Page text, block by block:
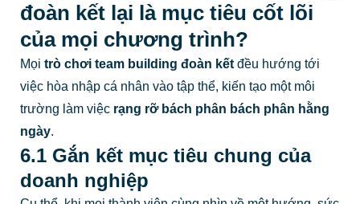
đoàn kết lại là mục tiêu cốt lõi
của mọi chương trình?
Mọi trò chơi team building đoàn kếtđều hướng tới
việc hòa nhập cá nhân vào tập thể, kiến tạo một môi
trường làm việc rạng rỡ bách phân bách phân hằng
ngày.
6.1 Gắn kết mục tiêu chung của
doanh nghiệp